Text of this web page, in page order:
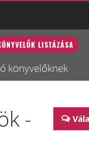
LISTÁZÁSA
könyvelőknek
-